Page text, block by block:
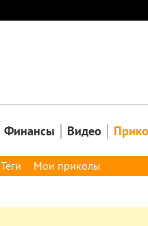
Финансы Видео
Теги Мои приколы